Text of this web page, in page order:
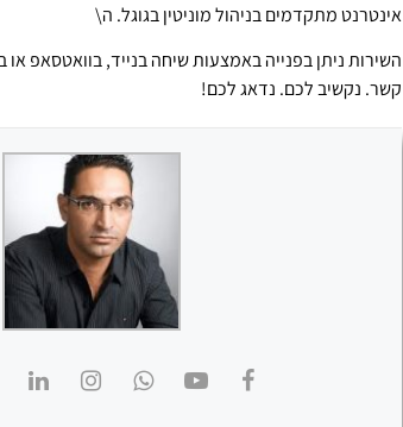
אינטרנט מתקדמים בניהול מוניטין בגוגל. ה\
השירות ניתן בפנייה באמצעות שיחה בנייד, בוואטסאפ
קשר. נקשיב לכם. נדאג לכם!